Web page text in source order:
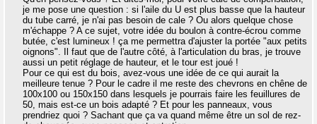
je me pose une question : si l'aile du U est plus basse que la hauteur
du tube carré, je n'ai pas besoin de cale ? Ou alors quelque chose
m'échappe ? A ce sujet, votre idée du boulon à contre-écrou comme
butée, c'est lumineux ! ça me permettra d'ajuster la portée "aux petits
oignons". Il faut que de l'autre côté, à l'articulation du bras, je trouve
aussi un petit réglage de hauteur, et le tour est joué !
Pour ce qui est du bois, avez-vous une idée de ce qui aurait la
meilleure tenue ? Pour le cadre il me reste des chevrons en chêne de
100x100 ou 150x150 dans lesquels je pourrais faire les feuillures de
50, mais est-ce un bois adapté ? Et pour les panneaux, vous
prendriez quoi ? Sachant que ça va quand même être un sol de rez-